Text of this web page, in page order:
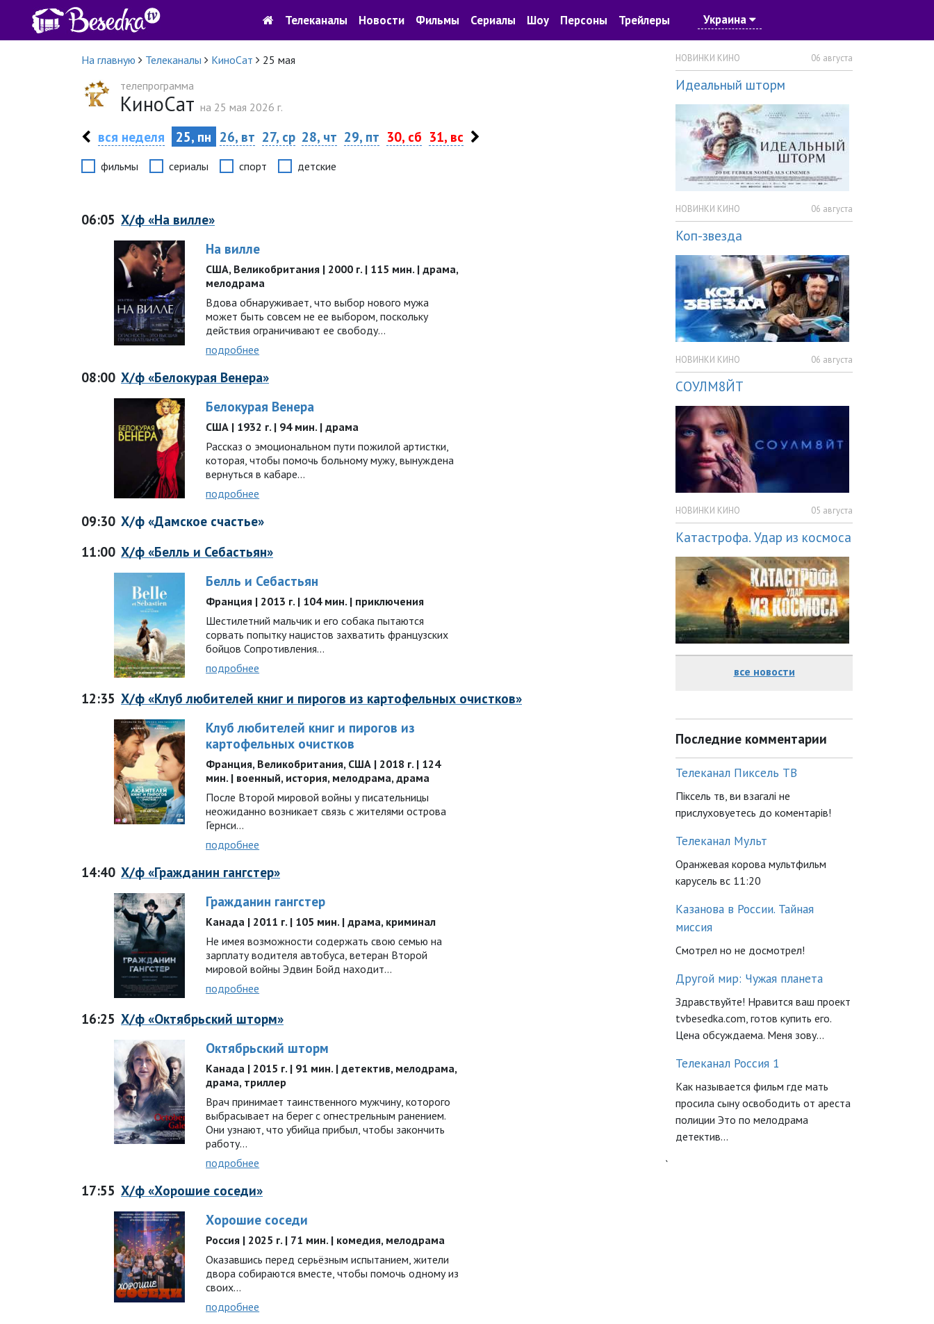
Телеканалы Новости Фильмы Сериалы Шоу Персоны Трейлеры Украина
На главную Телеканалы КиноСат
25 мая
телепрограмма
КиноСат на 25 мая 2026 г.
вся неделя 25, пн 26, вт 27, ср 28, чт 29, пт 30, сб 31, вс
фильмы сериалы спорт детские
06:05 Х/ф «На вилле»
На вилле
США, Великобритания | 2000 г. | 115 мин. | драма,
мелодрама
Вдова обнаруживает, что выбор нового мужа
может быть совсем не ее выбором, поскольку
действия ограничивают ее свободу…
подробнее
08:00 Х/ф «Белокурая Венера»
Белокурая Венера
США | 1932 г. | 94 мин. | драма
Рассказ о эмоциональном пути пожилой артистки,
которая, чтобы помочь больному мужу, вынуждена
вернуться в кабаре…
подробнее
09:30 Х/ф «Дамское счастье»
11:00 Х/ф «Белль и Себастьян»
Белль и Себастьян
Франция | 2013 г. | 104 мин. | приключения
Шестилетний мальчик и его собака пытаются
сорвать попытку нацистов захватить французских
бойцов Сопротивления…
подробнее
12:35 Х/ф «Клуб любителей книг и пирогов из картофельных очистков»
Клуб любителей книг и пирогов из
картофельных очистков
Франция, Великобритания, США | 2018 г. | 124
мин. | военный, история, мелодрама, драма
После Второй мировой войны у писательницы
неожиданно возникает связь с жителями острова
Гернси...
подробнее
14:40 Х/ф «Гражданин гангстер»
Гражданин гангстер
Канада | 2011 г. | 105 мин. | драма, криминал
Не имея возможности содержать свою семью на
зарплату водителя автобуса, ветеран Второй
мировой войны Эдвин Бойд находит…
подробнее
16:25 Х/ф «Октябрьский шторм»
Октябрьский шторм
Канада | 2015 г. | 91 мин. | детектив, мелодрама,
драма, триллер
Врач принимает таинственного мужчину, которого
выбрасывает на берег с огнестрельным ранением.
Они узнают, что убийца прибыл, чтобы закончить
работу…
подробнее
17:55 Х/ф «Хорошие соседи»
Хорошие соседи
Россия | 2025 г. | 71 мин. | комедия, мелодрама
Оказавшись перед серьёзным испытанием, жители
двора собираются вместе, чтобы помочь одному из
своих…
подробнее
НОВИНКИ КИНО 06 августа
Идеальный шторм
НОВИНКИ КИНО 06 августа
Коп-звезда
НОВИНКИ КИНО 06 августа
СОУЛМ8ЙТ
НОВИНКИ КИНО 05 августа
Катастрофа. Удар из космоса
все новости
Последние комментарии
Телеканал Пиксель ТВ
Піксель тв, ви взагалі не
прислуховуетесь до коментарів!
Телеканал Мульт
Оранжевая корова мультфильм
карусель вс 11:20
Казанова в России. Тайная
миссия
Смотрел но не досмотрел!
Другой мир: Чужая планета
Здравствуйте! Нравится ваш проект
tvbesedka.com, готов купить его.
Цена обсуждаема. Меня зову...
Телеканал Россия 1
Как называется фильм где мать
просила сыну освободить от ареста
полиции Это по мелодрама
детектив...
`